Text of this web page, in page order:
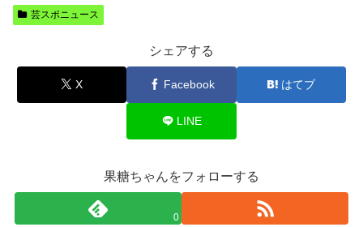
芸スポニュース
シェアする
X Facebook はてブ
LINE
果糖ちゃんをフォローする
0